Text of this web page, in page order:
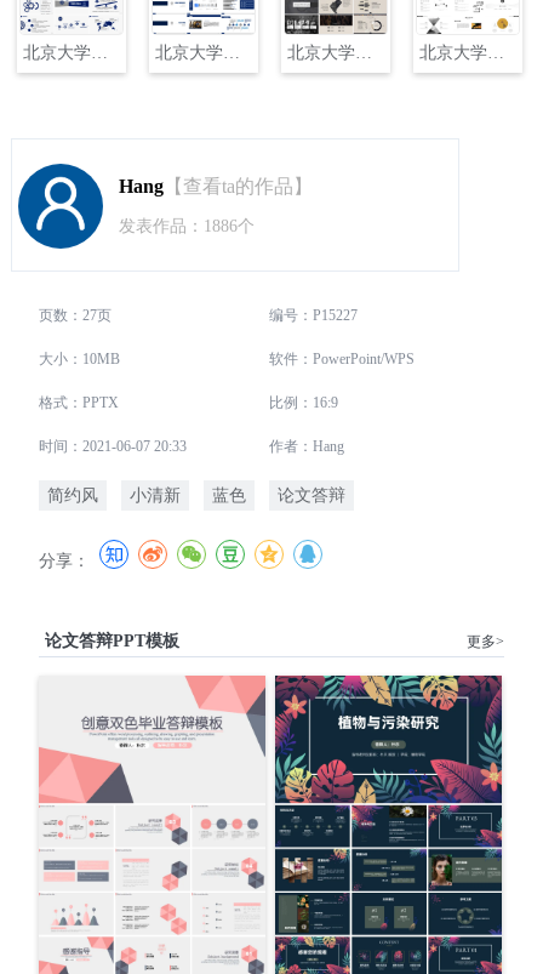
北京大学毕业论文答辩模板 (3) 北京大学毕业论文答辩模板 (2) 北京大学大气论文答辩PPT
Hang【查看ta的作品】
发表作品：1886个
页数：27页 编号：P15227
大小：10MB 软件：PowerPoint/WPS
格式：PPTX 比例：16:9
时间：2021-06-07 20:33 作者：Hang
简约风 小清新 蓝色 论文答辩
分享：
论文答辩PPT模板 更多>